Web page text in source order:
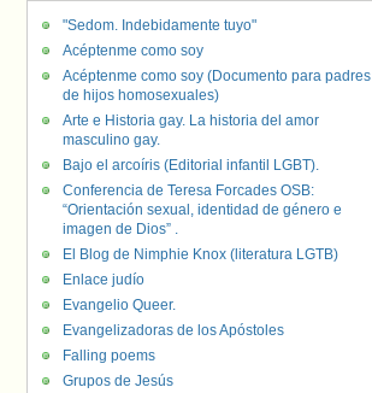
"Sedom. Indebidamente tuyo"
Acéptenme como soy
Acéptenme como soy (Documento para padres
de hijos homosexuales)
Arte e Historia gay. La historia del amor
masculino gay.
Bajo el arcoíris (Editorial infantil LGBT).
Conferencia de Teresa Forcades OSB:
“Orientación sexual, identidad de género e
imagen de Dios” .
El Blog de Nimphie Knox (literatura LGTB)
Enlace judío
Evangelio Queer.
Evangelizadoras de los Apóstoles
Falling poems
Grupos de Jesús